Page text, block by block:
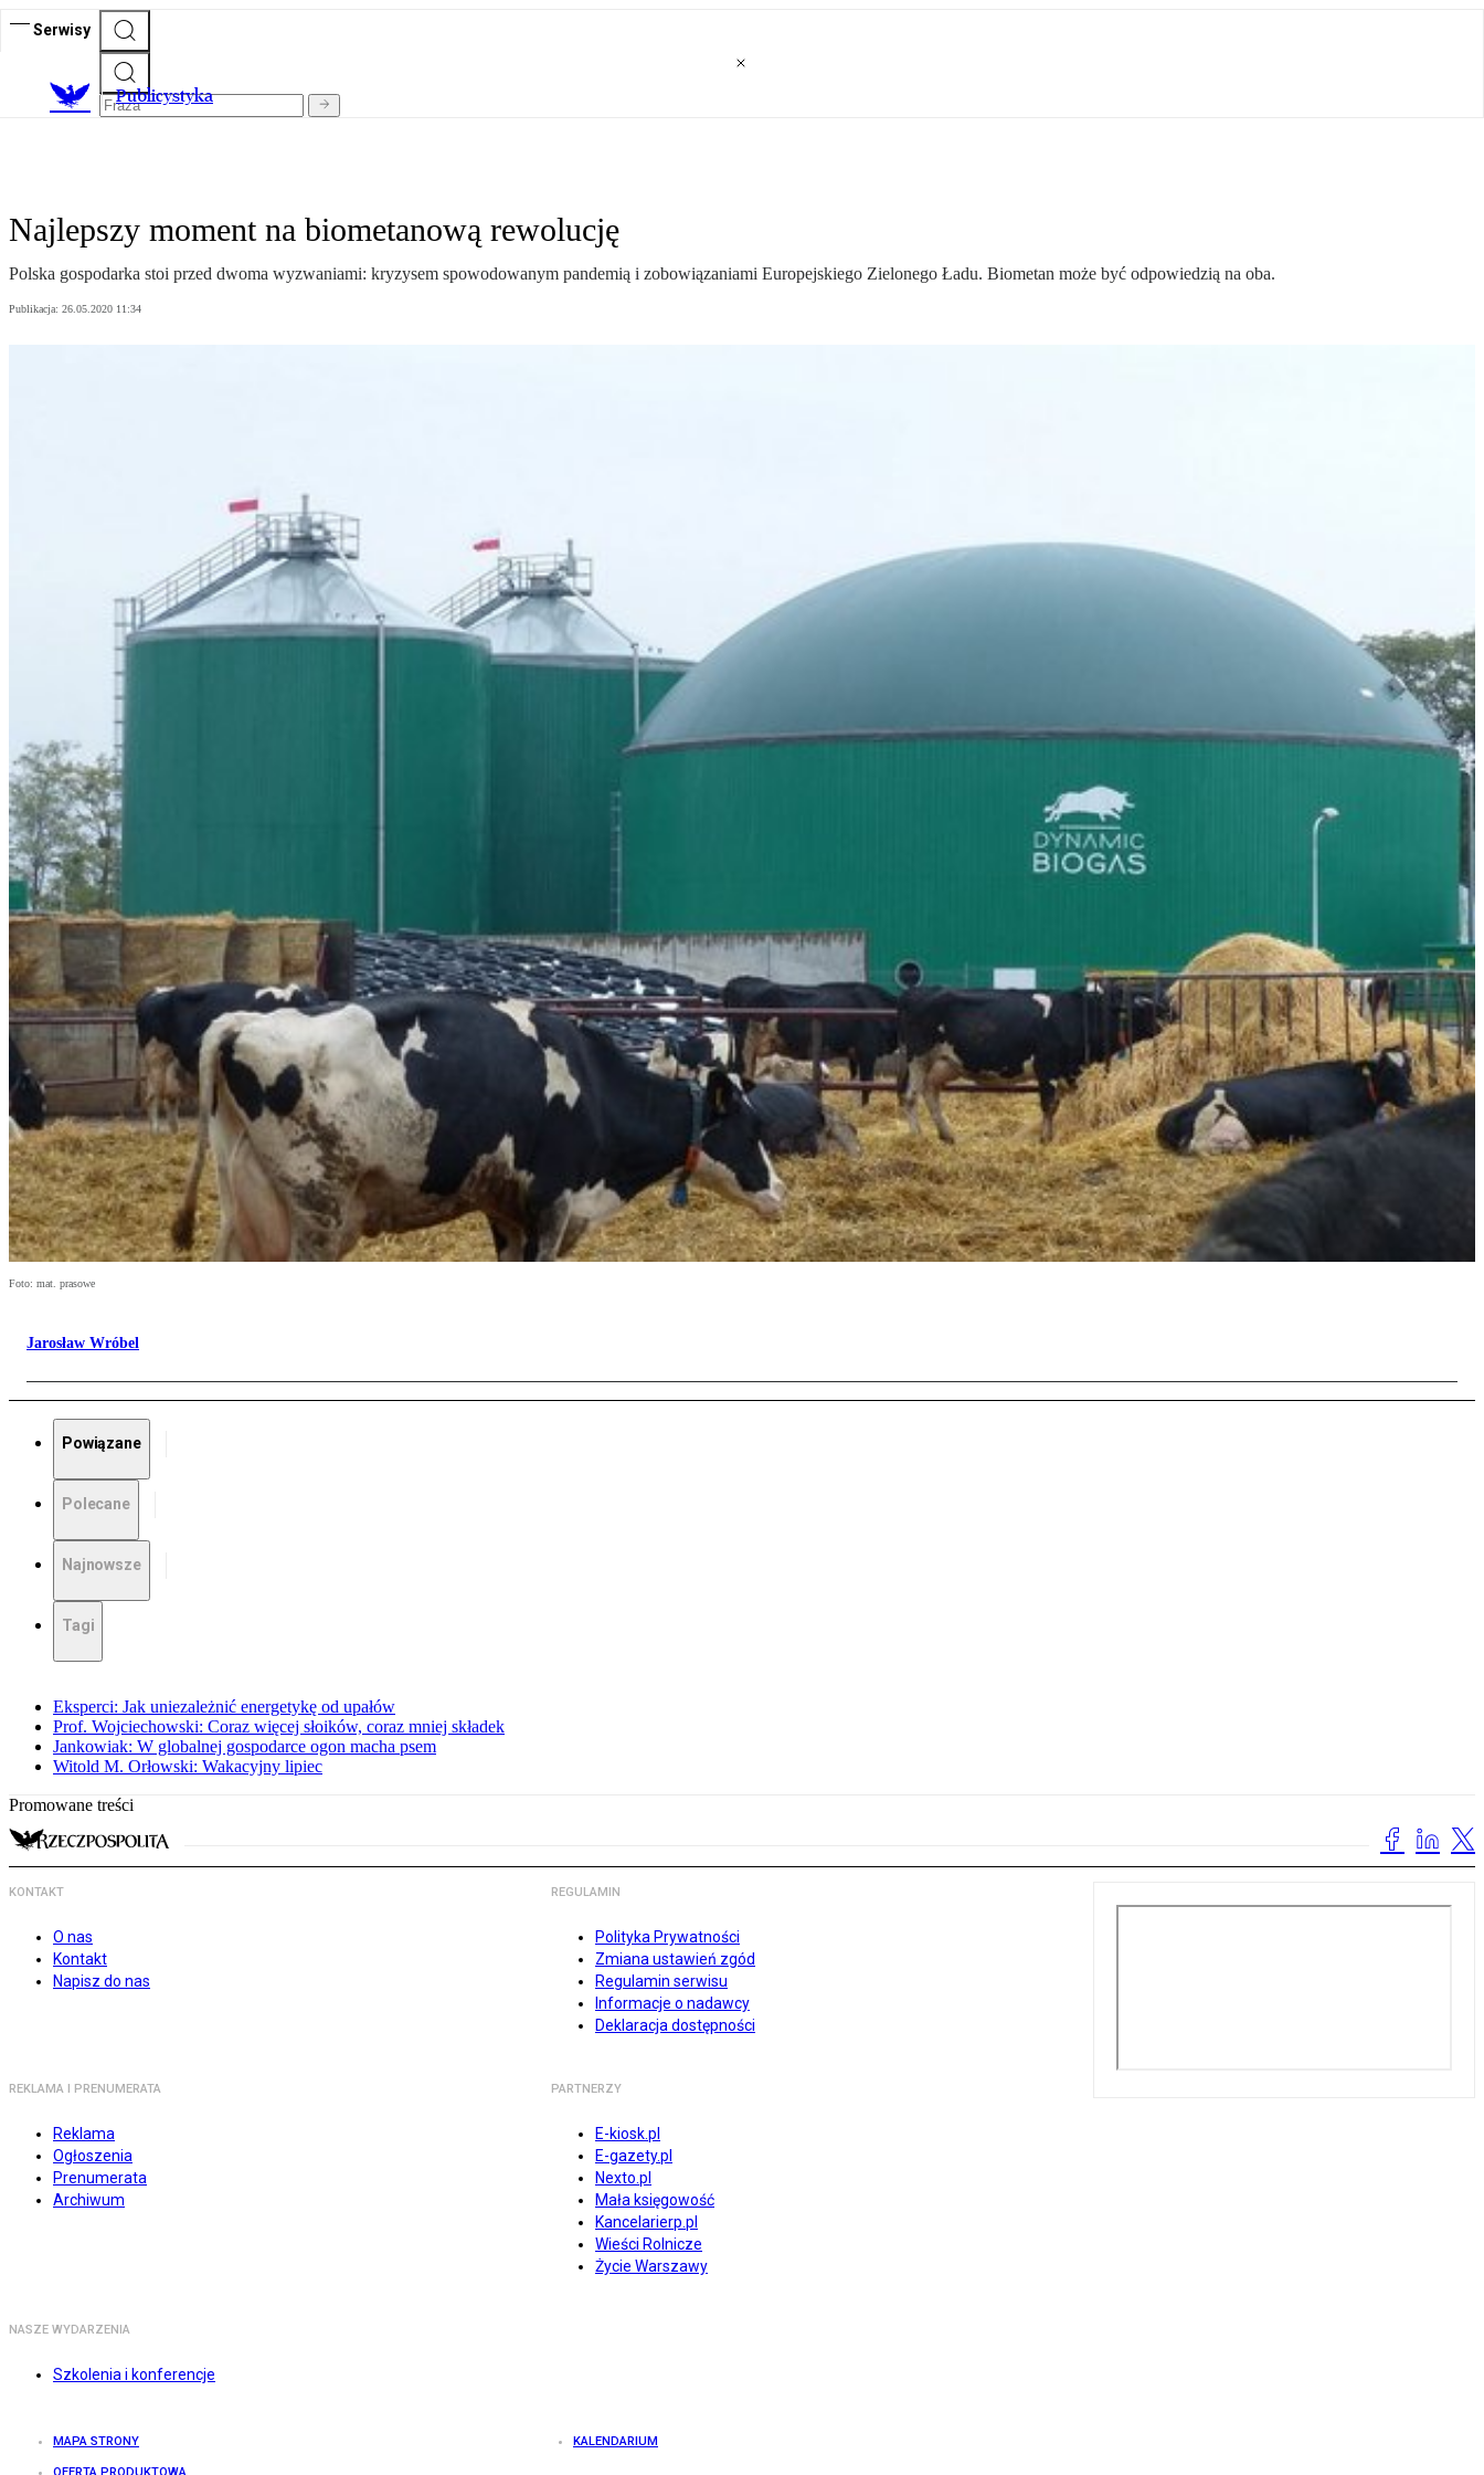
Serwisy
Publicystyka
Najlepszy moment na biometanową rewolucję
Polska gospodarka stoi przed dwoma wyzwaniami: kryzysem spowodowanym pandemią i zobowiązaniami Europejskiego Zielonego Ładu. Biometan może być odpowiedzią na oba.
Publikacja: 26.05.2020 11:34
Foto: mat. prasowe
Jarosław Wróbel
Powiązane
Polecane
Najnowsze
Tagi
Eksperci: Jak uniezależnić energetykę od upałów
Prof. Wojciechowski: Coraz więcej słoików, coraz mniej składek
Jankowiak: W globalnej gospodarce ogon macha psem
Witold M. Orłowski: Wakacyjny lipiec
Promowane treści
KONTAKT
O nas
Kontakt
Napisz do nas
REGULAMIN
Polityka Prywatności
Zmiana ustawień zgód
Regulamin serwisu
Informacje o nadawcy
Deklaracja dostępności
REKLAMA I PRENUMERATA
Reklama
Ogłoszenia
Prenumerata
Archiwum
PARTNERZY
E-kiosk.pl
E-gazety.pl
Nexto.pl
Mała księgowość
Kancelarierp.pl
Wieści Rolnicze
Życie Warszawy
NASZE WYDARZENIA
Szkolenia i konferencje
MAPA STRONY KALENDARIUM